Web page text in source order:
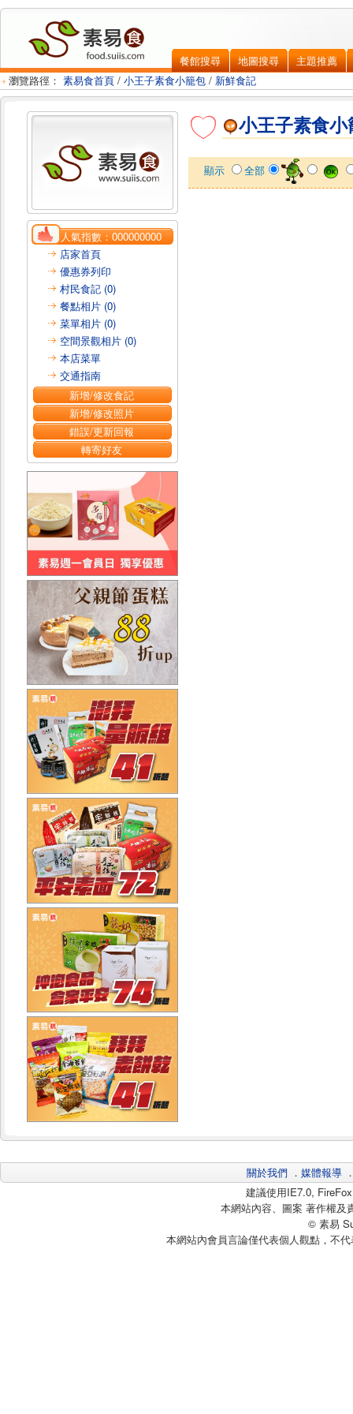
餐館搜尋 地圖搜尋
主題推薦
瀏覽路徑： 素易食首頁 / 小王子素食小籠包 / 新鮮食記
人氣指數：000000000
店家首頁
優惠券列印
村民食記 (0)
餐點相片 (0)
菜單相片 (0)
空間景觀相片 (0)
本店菜單
交通指南
新增/修改食記
新增/修改照片
錯誤/更新回報
轉寄好友
小王子素食小
顯示 全部
關於我們 ． 媒體報導
建議使用IE7.0,
本網站內容、圖案 著作權及
© 素易
本網站內會員言論僅代表個人觀點，不